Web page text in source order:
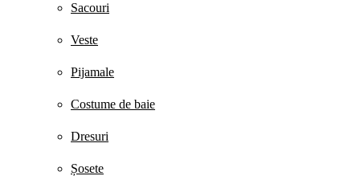
Sacouri
Veste
Pijamale
Costume de baie
Dresuri
Șosete